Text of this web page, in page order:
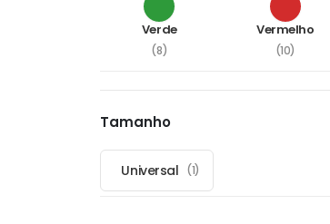
Verde
(8)
Vermelho
(10)
Tamanho
Universal (1)